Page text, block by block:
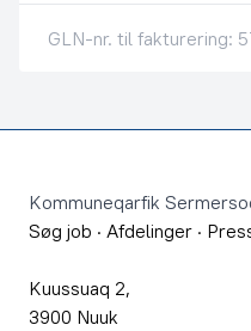
GLN-nr. til fakturering:
Kommuneqarfik
Søg job · Afdelinger ·
Kuussuaq 2,
3900 Nuuk